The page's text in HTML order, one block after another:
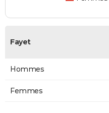
Fayet
Hommes
Femmes